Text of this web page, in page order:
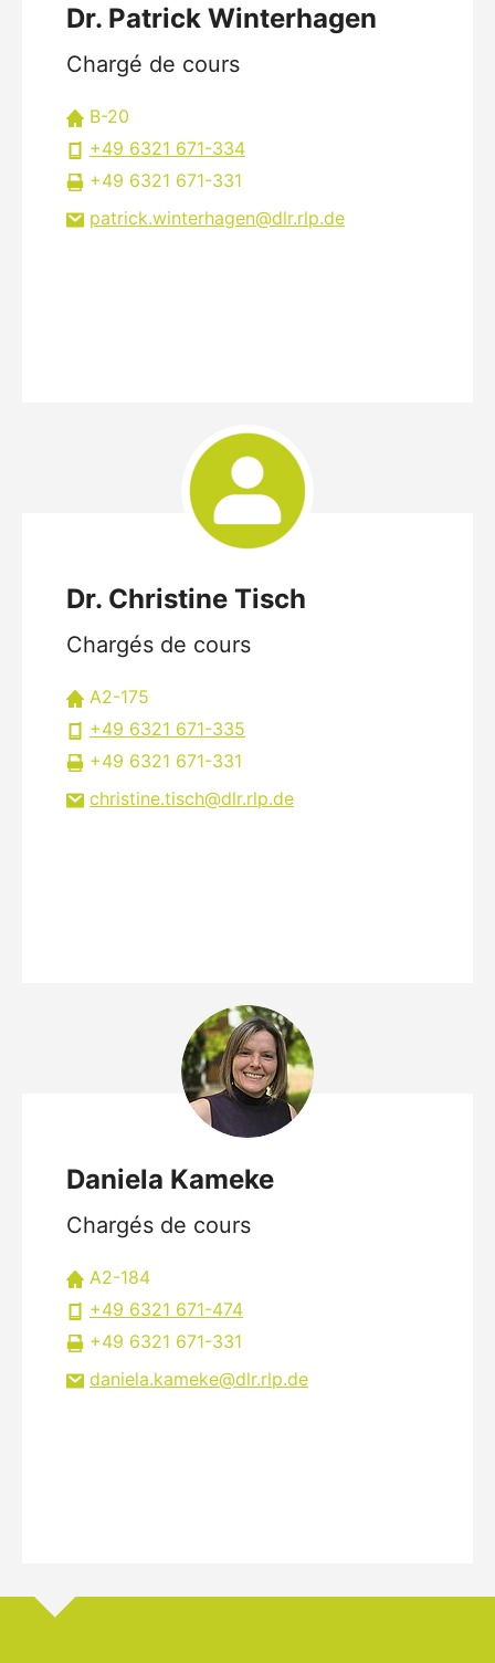
Dr. Patrick Winterhagen
Chargé de cours
B-20
+49 6321 671-334
+49 6321 671-331
patrick.winterhagen
dlr.rlp de
Dr. Christine Tisch
Chargés de cours
A2-175
+49 6321 671-335
+49 6321 671-331
christine.tisch
dlr.rlp de
Daniela Kameke
Chargés de cours
A2-184
+49 6321 671-474
+49 6321 671-331
daniela.kameke
dlr.rlp de